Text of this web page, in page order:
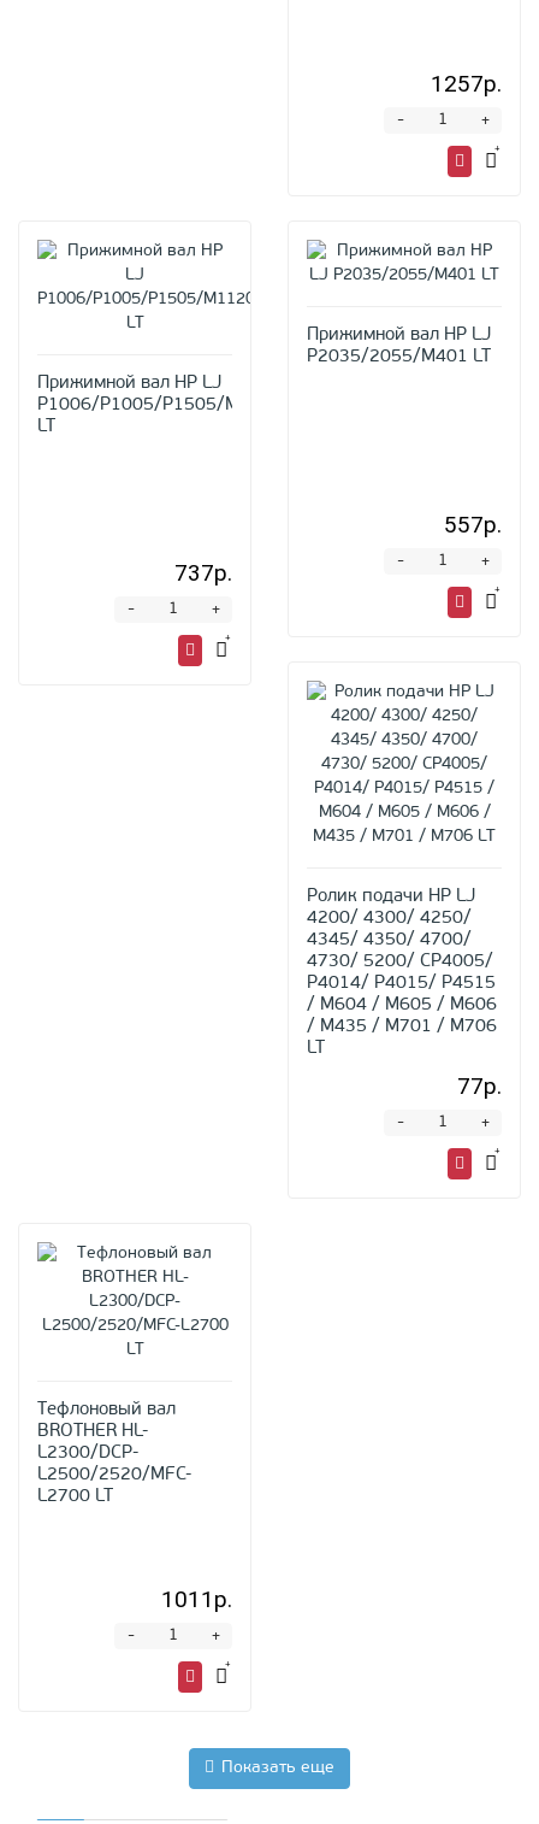
1257р.
+
-
Прижимной вал HP LJ
P1006/P1005/P1505/M1120/M1522
LT
737р.
+
-
Прижимной вал HP LJ
P2035/2055/M401 LT
557р.
+
-
Ролик подачи HP LJ
4200/ 4300/ 4250/
4345/ 4350/ 4700/
4730/ 5200/ CP4005/
P4014/ P4015/ P4515
/ M604 / M605 / M606
/ M435 / M701 / M706
LT
77р.
+
-
Тефлоновый вал
BROTHER HL-
L2300/DCP-
L2500/2520/MFC-
L2700 LT
1011р.
+
-
Показать еще